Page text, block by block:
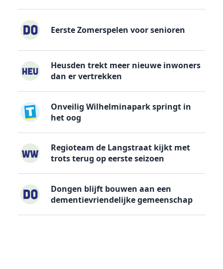
Eerste Zomerspelen voor senioren
Heusden trekt meer nieuwe inwoners
dan er vertrekken
Onveilig Wilhelminapark springt in
het oog
Regioteam de Langstraat kijkt met
trots terug op eerste seizoen
Dongen blijft bouwen aan een
dementievriendelijke gemeenschap